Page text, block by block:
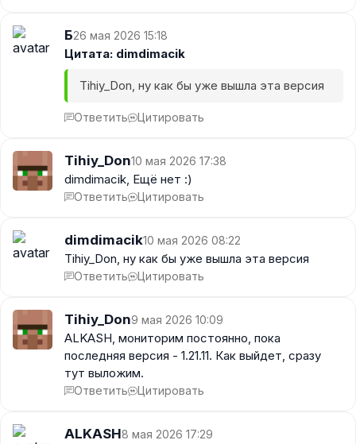
Б26 мая 2026 15:18
Цитата: dimdimacik
Tihiy_Don, ну как бы уже вышла эта версия
Ответить Цитировать
Tihiy_Don10 мая 2026 17:38
dimdimacik, Ещё нет :)
Ответить Цитировать
dimdimacik10 мая 2026 08:22
Tihiy_Don, ну как бы уже вышла эта версия
Ответить Цитировать
Tihiy_Don9 мая 2026 10:09
ALKASH, мониторим постоянно, пока
последняя версия - 1.21.11. Как выйдет, сразу
тут выложим.
Ответить Цитировать
ALKASH8 мая 2026 17:29